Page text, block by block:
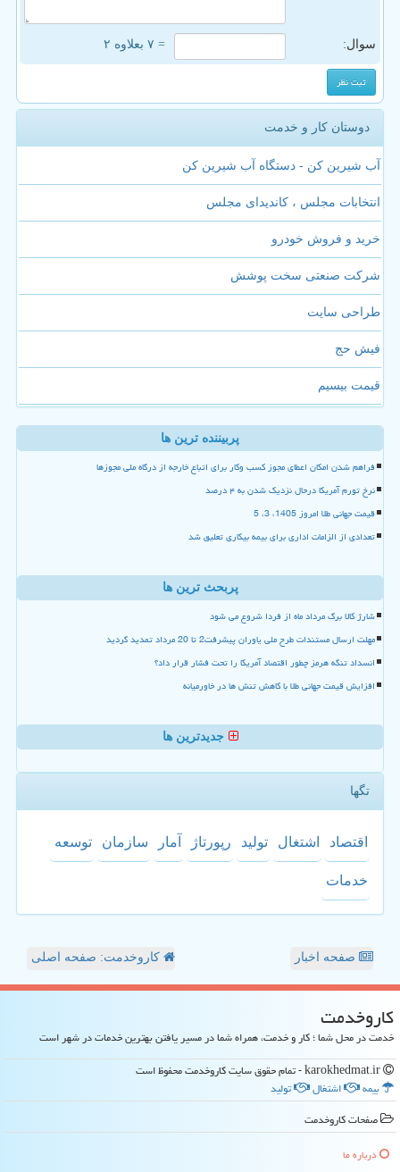
سوال: = ۷ بعلاوه ۲
دوستان کار و خدمت
آب شیرین کن - دستگاه آب شیرین کن
انتخابات مجلس ، کاندیدای مجلس
خرید و فروش خودرو
شرکت صنعتی سخت پوشش
طراحی سایت
فیش حج
قیمت بیسیم
پربیننده ترین ها
فراهم شدن امکان اعطای مجوز کسب وکار برای اتباع خارجه از درگاه ملی مجوزها
نرخ تورم آمریکا درحال نزدیک شدن به ۴ درصد
قیمت جهانی طلا امروز 1405، 3، 5
تعدادی از الزامات اداری برای بیمه بیکاری تعلیق شد
پربحث ترین ها
شارژ کالا برگ مرداد ماه از فردا شروع می شود
مهلت ارسال مستندات طرح ملی یاوران پیشرفت2 تا 20 مرداد تمدید گردید
انسداد تنگه هرمز چطور اقتصاد آمریکا را تحت فشار قرار داد؟
افزایش قیمت جهانی طلا با کاهش تنش ها در خاورمیانه
جدیدترین ها
تگها
اقتصاد اشتغال تولید رپورتاژ آمار سازمان توسعه
خدمات
صفحه اخبار کاروخدمت: صفحه اصلی
كاروخدمت
خدمت در محل شما ؛ کار و خدمت، همراه شما در مسیر یافتن بهترین خدمات در شهر است
بیمه
اشتغال
تولید
صفحات كاروخدمت
درباره ما